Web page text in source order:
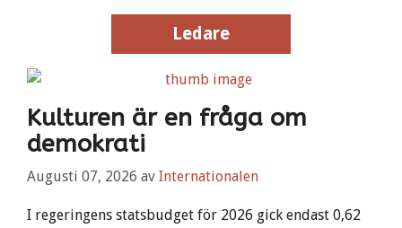
Ledare
Kulturen är en fråga om
demokrati
Augusti 07, 2026 av Internationalen
I regeringens statsbudget för 2026 gick endast 0,62